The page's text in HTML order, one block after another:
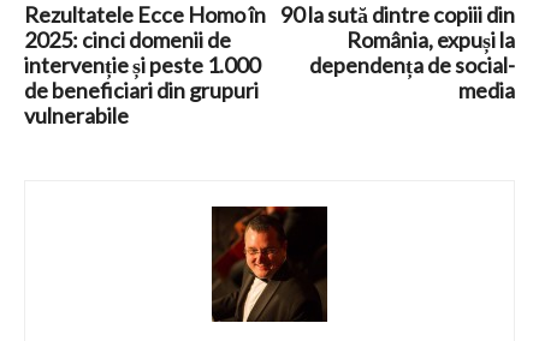
Rezultatele Ecce Homo în
2025: cinci domenii de
intervenție și peste 1.000
de beneficiari din grupuri
vulnerabile
90 la sută dintre copiii din
România, expuși la
dependența de social-
media